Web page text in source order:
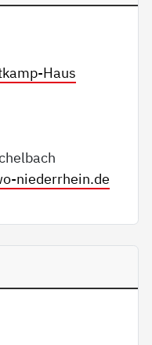
Haus
niederrhein.de